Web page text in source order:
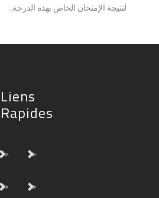
لنتيجة الإمتحان الخاص بهذه الدرجة.
Liens
Rapides
"> ">
"> ">